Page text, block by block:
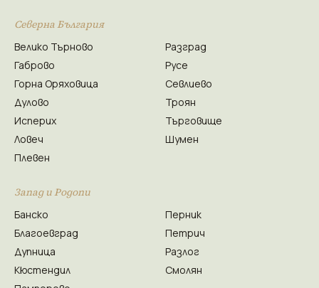
Северна България
Велико Търново
Габрово
Горна Оряховица
Дулово
Исперих
Ловеч
Плевен
Разград
Русе
Севлиево
Троян
Търговище
Шумен
Запад и Родопи
Банско
Благоевград
Дупница
Кюстендил
Перник
Петрич
Разлог
Смолян